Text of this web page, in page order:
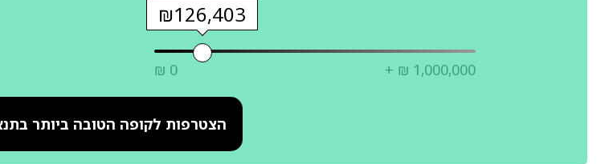
₪126,403
₪ 0 + ₪ 1,000,000
הצטרפות לקופה הטובה ביותר